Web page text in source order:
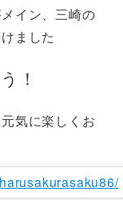
イン、三崎の
ました
！
気に楽しくお